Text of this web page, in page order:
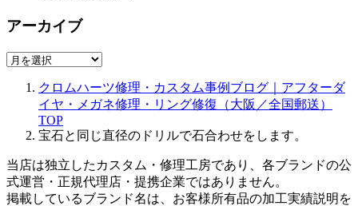
アーカイブ
ア
クロムハーツ修理・カスタム事例ブログ｜アフターダ
イヤ・メガネ修理・リング修復（大阪／全国郵送）
TOP
宝石と同じ直径のドリルで石合わせをします。
当店は独立したカスタム・修理工房であり、各ブランドの公
式運営・正規代理店・提携企業ではありません。
掲載しているブランド名は、お客様所有品の加工実績説明を